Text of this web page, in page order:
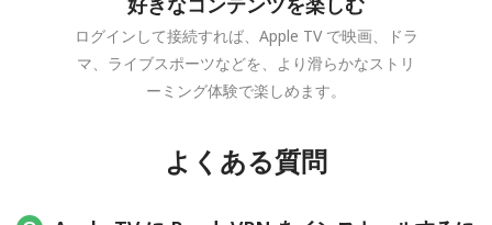
ログインして接続すれば、Apple TV で映画、ドラ
マ、ライブスポーツなどを、より滑らかなストリ
ーミング体験で楽しめます。
よくある質問